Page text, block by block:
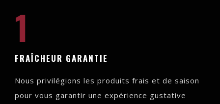
1
FRAÎCHEUR GARANTIE
Nous privilégions les produits frais et de saison
pour vous garantir une expérience gustative